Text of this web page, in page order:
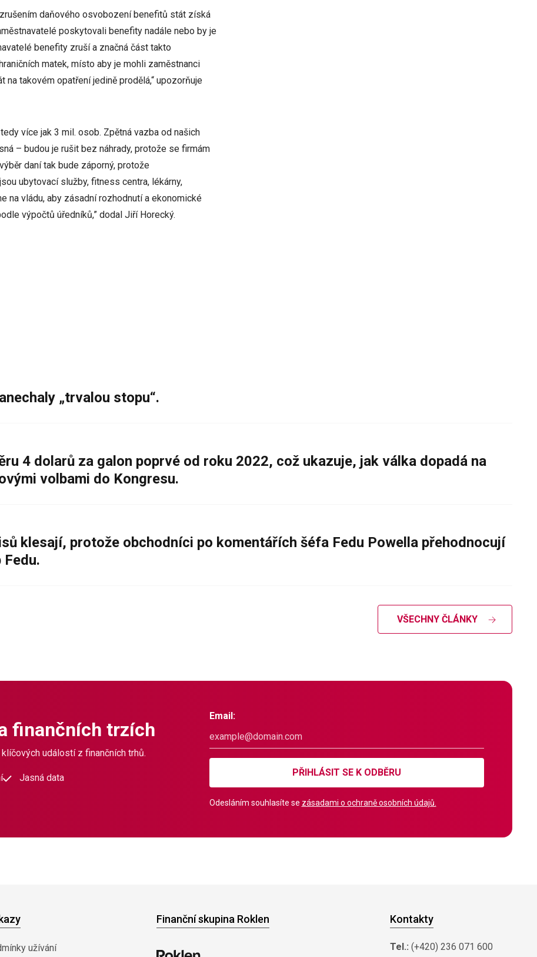
daňového osvobození benefitů stát získá
poskytovali benefity nadále nebo by je
benefity zruší a značná část takto
matek, místo aby je mohli zaměstnanci
takovém opatření jedině prodělá,“ upozorňuje
více jak 3 mil. osob. Zpětná vazba od našich
– budou je rušit bez náhrady, protože se firmám
daní tak bude záporný, protože
ubytovací služby, fitness centra, lékárny,
na vládu, aby zásadní rozhodnutí a ekonomické
výpočtů úředníků,” dodal Jiří Horecký.
„trvalou stopu“.
4 dolarů za galon poprvé od roku 2022, což ukazuje, jak válka dopadá na
volbami do Kongresu.
klesají, protože obchodníci po komentářích šéfa Fedu Powella přehodnocují
VŠECHNY ČLÁNKY
finančních trzích
událostí z finančních trhů.
Jasná data
Email:
PŘIHLÁSIT SE K ODBĚRU
Odesláním souhlasíte se zásadami o ochraně osobních údajů.
užívání
Finanční skupina Roklen Kontakty
Tel.: (+420) 236 071 600